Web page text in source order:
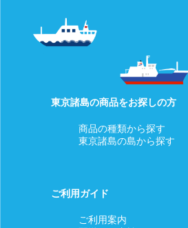
東京諸島の商品をお探しの方
商品の種類から探す
東京諸島の島から探す
ご利用ガイド
ご利用案内